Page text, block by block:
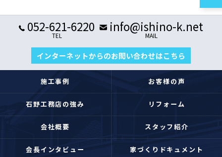
052-621-6220
TEL
info@ishino-k.net
MAIL
インターネットからのお問い合わせはこちら
施工事例 お客様の声
石野工務店の強み リフォーム
会社概要 スタッフ紹介
会長インタビュー 家づくりドキュメント